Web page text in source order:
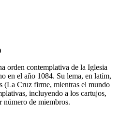
orden contemplativa de la Iglesia
en el año 1084. Su lema, en latím,
(La Cruz firme, mientras el mundo
incluyendo a los cartujos,
número de miembros.